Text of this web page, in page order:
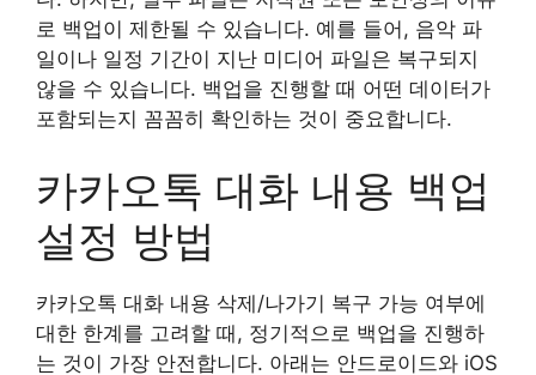
로 백업이 제한될 수 있습니다. 예를 들어, 음악 파
일이나 일정 기간이 지난 미디어 파일은 복구되지
않을 수 있습니다. 백업을 진행할 때 어떤 데이터가
포함되는지 꼼꼼히 확인하는 것이 중요합니다.
카카오톡 대화 내용 백업
설정 방법
카카오톡 대화 내용 삭제/나가기 복구 가능 여부에
대한 한계를 고려할 때, 정기적으로 백업을 진행하
는 것이 가장 안전합니다. 아래는 안드로이드와 iOS